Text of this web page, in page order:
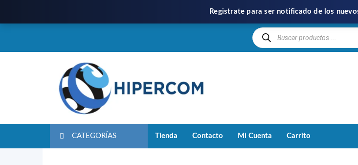
Registrate para ser notificado de los
CATEGORÍAS Tienda Contacto Mi Cuenta Carrito